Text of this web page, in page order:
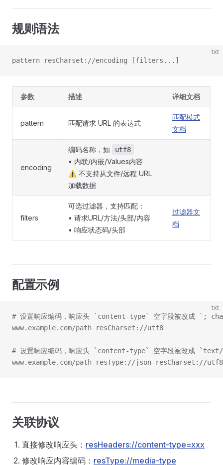
规则语法
txt
pattern resCharset://encoding [filters...]
参数 描述 详细文档
pattern 匹配请求 URL 的表达式
匹配模式
文档
encoding
编码名称，如 utf8
• 内联/内嵌/Values内容
⚠️ 不支持从文件/远程 URL
加载数据
filters
可选过滤器，支持匹配：
• 请求URL/方法/头部/内容
• 响应状态码/头部
过滤器文
档
配置示例
txt
# 设置响应编码，响应头 `content-type` 空字段被改成 `;
www.example.com/path resCharset://utf8
# 设置响应编码，响应头 `content-type` 空字段被改成
www.example.com/path resType://json resCharset://utf8
关联协议
直接修改响应头： resHeaders://content-type=xxx
修改响应内容编码： resType://media-type